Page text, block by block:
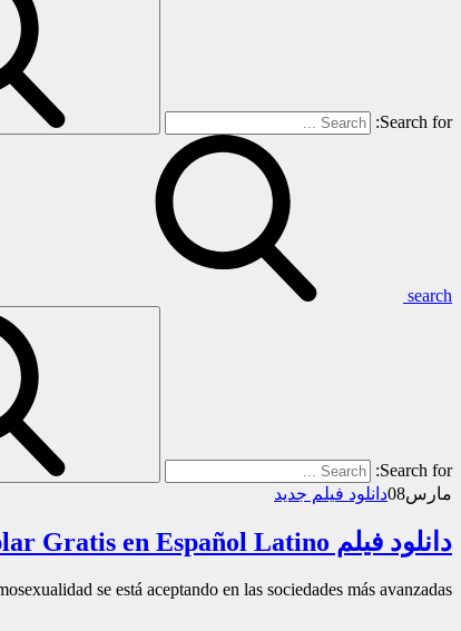
Search for:
search
Search for:
مارس08دانلود فیلم جدید
دانلود فیلم Descargar Una Hija Ejemplar Gratis en Español Latino
se está aceptando en las sociedades más avanzadas…